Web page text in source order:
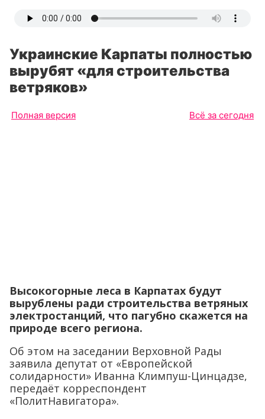
Украинские Карпаты полностью
вырубят «для строительства
ветряков»
Полная версия Всё за сегодня
Высокогорные леса в Карпатах будут
вырублены ради строительства ветряных
электростанций, что пагубно скажется на
природе всего региона.
Об этом на заседании Верховной Рады
заявила депутат от «Европейской
солидарности» Иванна Климпуш-Цинцадзе,
передаёт корреспондент
«ПолитНавигатора».